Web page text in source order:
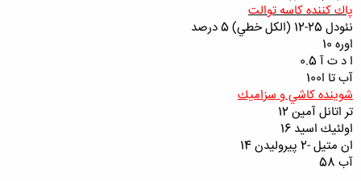
پاك كننده كاسه توالت
نئودل 25-12 (الكل خطي) 5 درصد
اوره 10
ا د ت آ 0.5
آب تا ا100
شوينده كاشي و سزاميك
تر اتانل آمين 12
اولئيك اسيد 16
ان متيل -2 پيروليدن 14
آب 58